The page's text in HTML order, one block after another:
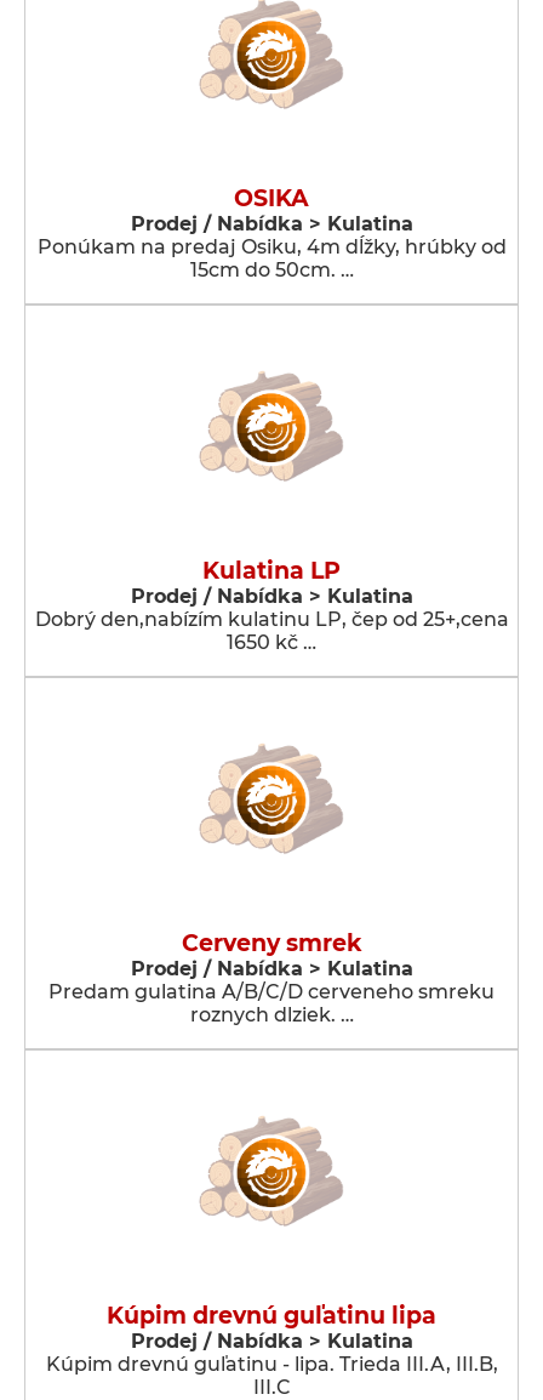
OSIKA
Prodej / Nabídka > Kulatina
Ponúkam na predaj Osiku, 4m dĺžky, hrúbky od
15cm do 50cm. …
Kulatina LP
Prodej / Nabídka > Kulatina
Dobrý den,nabízím kulatinu LP, čep od 25+,cena
1650 kč …
Cerveny smrek
Prodej / Nabídka > Kulatina
Predam gulatina A/B/C/D cerveneho smreku
roznych dlziek. …
Kúpim drevnú guľatinu lipa
Prodej / Nabídka > Kulatina
Kúpim drevnú guľatinu - lipa. Trieda III.A, III.B,
III.C